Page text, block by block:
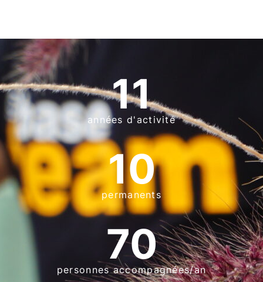
années d'activité
11
permanents
10
personnes accompagnées/an
70